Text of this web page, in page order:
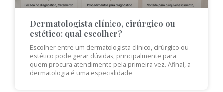
Dermatologista clínico, cirúrgico ou
estético: qual escolher?
Escolher entre um dermatologista clínico, cirúrgico ou
estético pode gerar dúvidas, principalmente para
quem procura atendimento pela primeira vez. Afinal, a
dermatologia é uma especialidade